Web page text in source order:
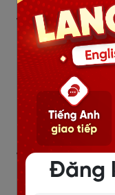
Về nội dung:
Client là
pháp, lời
từng trường
Customer
là
hàng hay tổ
Về cách sử dụng:
Đăng